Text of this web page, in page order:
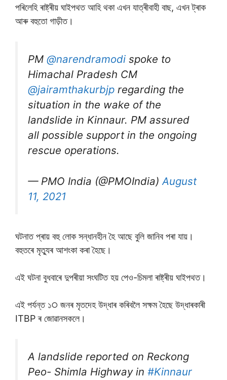
পৰিলেহি ৰাষ্ট্ৰীয় ঘাইপথত আহি থকা এখন যাত্ৰীবাহী বাছ, এখন ট্ৰাক
আৰু বহুতো গাড়ীত।
PM @narendramodi spoke to
Himachal Pradesh CM
@jairamthakurbjp regarding the
situation in the wake of the
landslide in Kinnaur. PM assured
all possible support in the ongoing
rescue operations.
— PMO India (@PMOIndia) August
11, 2021
ঘটনাত প্ৰায় বহু লোক সন্ধানহীন হৈ আছে বুলি জানিব পৰা যায়।
বহুতৰে মৃত্যুৰ আশংকা কৰা হৈছে।
এই ঘটনা বুধবাৰে দুপৰীয়া সংঘটিত হয় পেও-চিমলা ৰাষ্ট্ৰীয় ঘাইপথত।
এই পৰ্যন্ত ১੦ জনৰ মৃতদেহ উদ্ধাৰ কৰিবলৈ সক্ষম হৈছে উদ্ধাৰকাৰী
ITBP ৰ জােৱানসকলে।
A landslide reported on Reckong
Peo- Shimla Highway in #Kinnaur